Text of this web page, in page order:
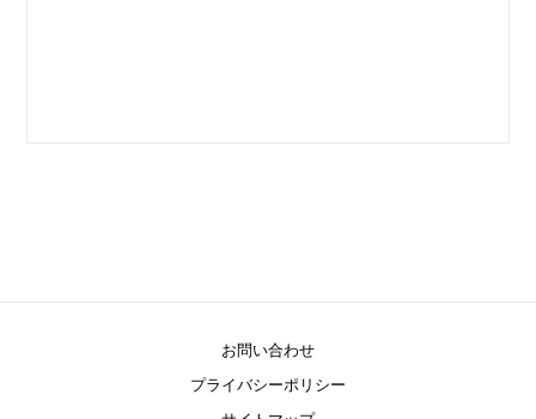
お問い合わせ
プライバシーポリシー